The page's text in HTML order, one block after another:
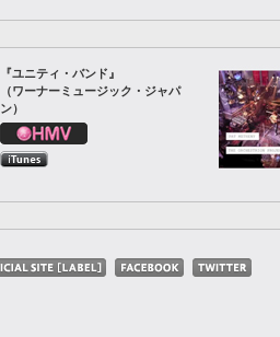
『ユニティ・バンド』
（ワーナーミュージック・ジャパ
ン）